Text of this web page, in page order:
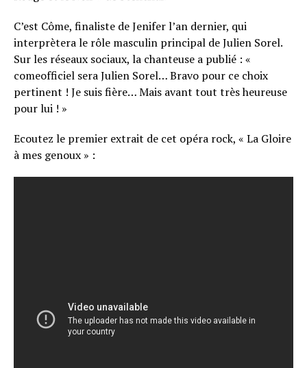
C’est Côme, finaliste de Jenifer l’an dernier, qui
interprètera le rôle masculin principal de Julien Sorel.
Sur les réseaux sociaux, la chanteuse a publié : «
comeofficiel sera Julien Sorel… Bravo pour ce choix
pertinent ! Je suis fière… Mais avant tout très heureuse
pour lui ! »
Ecoutez le premier extrait de cet opéra rock, « La Gloire
à mes genoux » :